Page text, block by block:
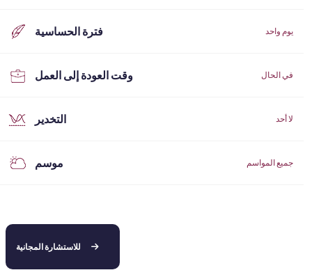
فترة الحساسية يوم واحد
وقت العودة إلى العمل في الحال
التخدير لا أحد
موسم جميع المواسم
للاستشارة المجانية